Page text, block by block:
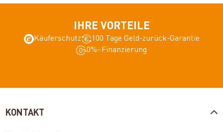
IHRE VORTEILE
Käuferschutz
100 Tage Geld-zurück-Garantie
0%–Finanzierung
KONTAKT